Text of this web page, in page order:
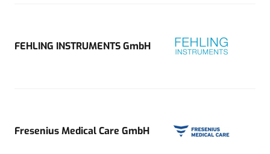
FEHLING INSTRUMENTS GmbH
Fresenius Medical Care GmbH